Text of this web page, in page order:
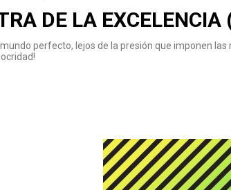
DE LA
perfecto, lejos de la presión que imponen